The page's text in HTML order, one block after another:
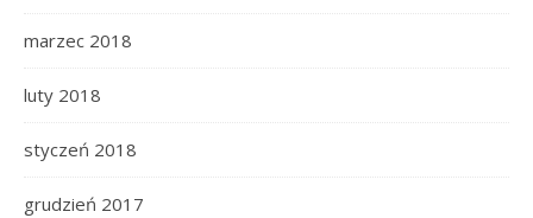
marzec 2018
luty 2018
styczeń 2018
grudzień 2017